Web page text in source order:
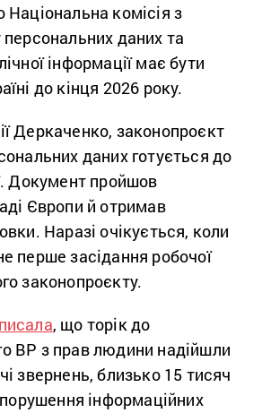
комісія з
персональних даних та
інформації має бути
до кінця 2026 року.
Деркаченко, законопроєкт
даних готується до
Документ пройшов
Європи й отримав
Наразі очікується, коли
перше засідання робочої
законопроєкту.
писала, що торік до
ВР з прав людини надійшли
звернень, близько 15 тисяч
інформаційних